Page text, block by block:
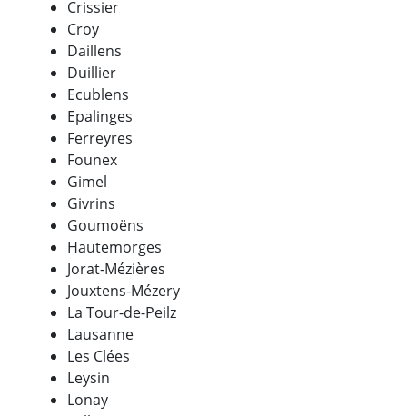
Crissier
Croy
Daillens
Duillier
Ecublens
Epalinges
Ferreyres
Founex
Gimel
Givrins
Goumoëns
Hautemorges
Jorat-Mézières
Jouxtens-Mézery
La Tour-de-Peilz
Lausanne
Les Clées
Leysin
Lonay